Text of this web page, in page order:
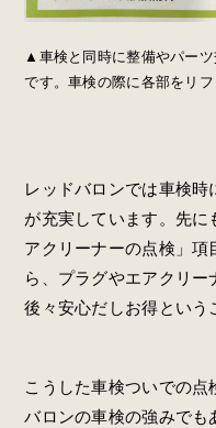
▲車検と同時に整備やパー
です。車検の際に各部をリ
レッドバロンでは車検
が充実しています。先に
アクリーナーの点検」項
ら、プラグやエアクリ
後々安心だしお得という
こうした車検ついでの点
バロンの車検の強みでも